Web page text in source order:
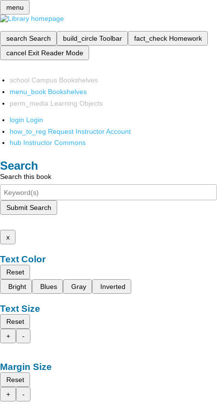
menu
search Search build_circle Toolbar fact_check Homework
cancel Exit Reader Mode
school Campus Bookshelves
menu_book Bookshelves
perm_media Learning Objects
login Login
how_to_reg Request Instructor Account
hub Instructor Commons
Search
Search this book
Submit Search
x
Text Color
Reset
Bright
Blues Gray Inverted
Text Size
Reset
+
-
Margin Size
Reset
+
-